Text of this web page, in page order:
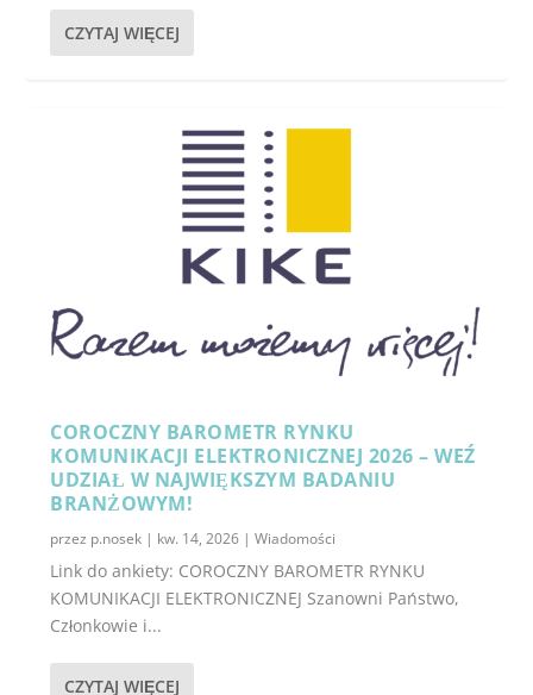
CZYTAJ WIĘCEJ
COROCZNY BAROMETR RYNKU
KOMUNIKACJI ELEKTRONICZNEJ 2026 – WEŹ
UDZIAŁ W NAJWIĘKSZYM BADANIU
BRANŻOWYM!
przez p.nosek | kw. 14, 2026 |Wiadomości
Link do ankiety: COROCZNY BAROMETR RYNKU
KOMUNIKACJI ELEKTRONICZNEJ Szanowni Państwo,
Członkowie i...
CZYTAJ WIĘCEJ